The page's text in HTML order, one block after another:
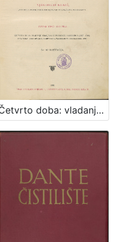
Četvrto doba: vladanje kraljeva iz porodice Habsburga : (1527-1740)